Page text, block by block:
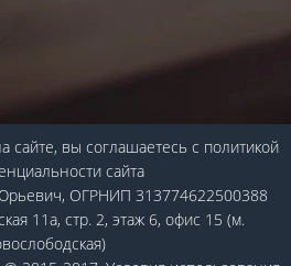
сайте, вы соглашаетесь с политикой
сайта
ОГРНИП 313774622500388
11а, стр. 2, этаж 6, офис 15 (м.